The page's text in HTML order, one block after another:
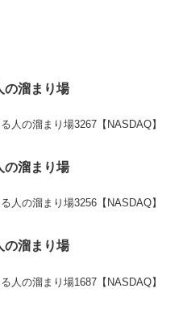
の溜まり場
人の溜まり場3267【NASDAQ】
の溜まり場
人の溜まり場3256【NASDAQ】
の溜まり場
人の溜まり場1687【NASDAQ】